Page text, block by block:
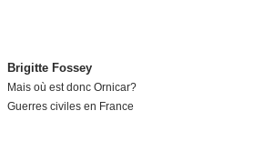
Brigitte Fossey
Mais où est donc Ornicar?
Guerres civiles en France